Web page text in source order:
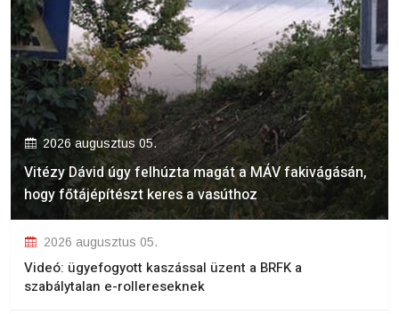
2026 augusztus 05.
Vitézy Dávid úgy felhúzta magát a MÁV fakivágásán,
hogy főtájépítészt keres a vasúthoz
2026 augusztus 05.
Videó: ügyefogyott kaszással üzent a BRFK a
szabálytalan e-rollereseknek